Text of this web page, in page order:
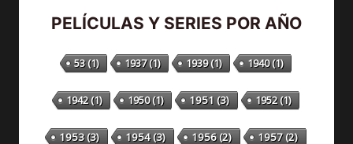
PELÍCULAS Y SERIES POR AÑO
53(1) 1937(1) 1939(1) 1940(1)
1942(1) 1950(1) 1951 (3) 1952(1)
1953(3) 1954(3) 1956(2) 1957(2)